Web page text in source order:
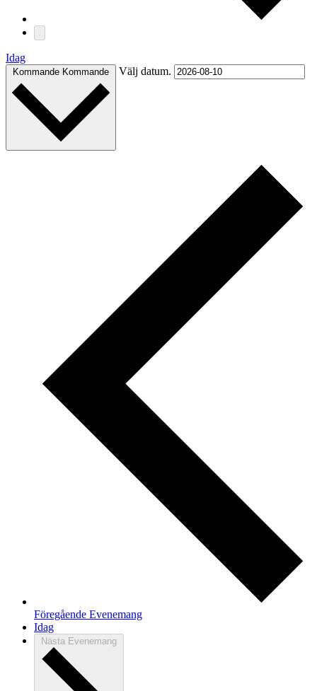
Idag
Kommande Kommande Välj datum.
Föregående Evenemang
Idag
Nästa Evenemang